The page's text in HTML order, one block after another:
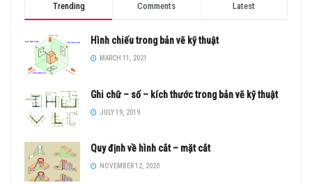
Trending Comments Latest
Hình chiếu trong bản vẽ kỹ thuật
MARCH 11, 2021
Ghi chữ – số – kích thước trong bản vẽ kỹ thuật
JULY 19, 2019
Quy định về hình cắt – mặt cắt
NOVEMBER 12, 2020